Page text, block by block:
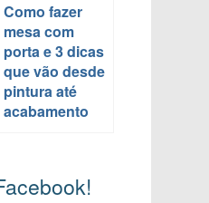
Como fazer
mesa com
porta e 3 dicas
que vão desde
pintura até
acabamento